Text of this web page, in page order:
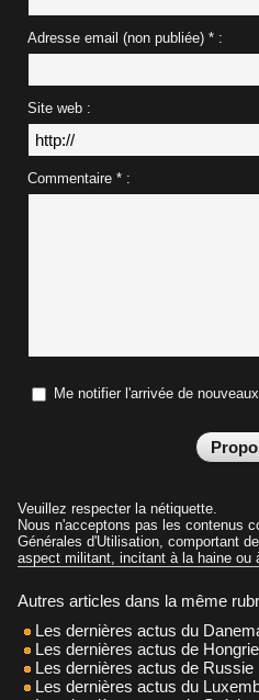
Adresse email (non publiée) * :
Site web :
Commentaire * :
Me notifier l'arrivée de
Veuillez respecter la nétiquette.
Nous n'acceptons pas les contenus
Générales d'Utilisation, comportant
aspect militant, incitant à la haine ou
Autres articles dans la même
Les dernières actus du
Les dernières actus de Hongrie
Les dernières actus de Russie
Les dernières actus du